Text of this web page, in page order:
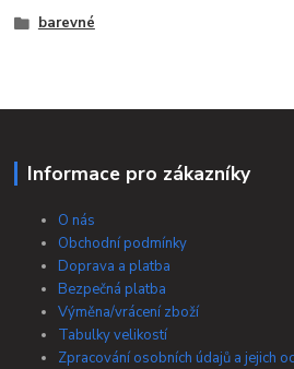
barevné
Informace pro zákazníky
O nás
Obchodní podmínky
Doprava a platba
Bezpečná platba
Výměna/vrácení zboží
Tabulky velikostí
Zpracování osobních údajů a jejich